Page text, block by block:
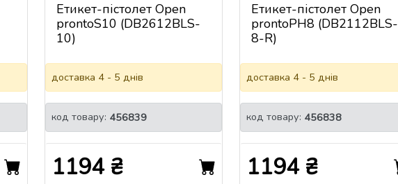
Етикет-пістолет Open
prontoS10 (DB2612BLS-
10)
доставка 4 - 5 днів
код товару: 456839
1194 ₴
Етикет-пістолет Open
prontoPH8 (DB2112BLS-
8-R)
доставка 4 - 5 днів
код товару: 456838
1194 ₴